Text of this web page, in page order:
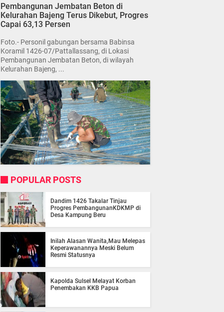
Pembangunan Jembatan Beton di
Kelurahan Bajeng Terus Dikebut, Progres
Capai 63,13 Persen
Foto.- Personil gabungan bersama Babinsa
Koramil 1426-07/Pattallassang, di Lokasi
Pembangunan Jembatan Beton, di wilayah
Kelurahan Bajeng, ...
POPULAR POSTS
Dandim 1426 Takalar Tinjau
Progres PembangunanKDKMP di
Desa Kampung Beru
Inilah Alasan Wanita,Mau Melepas
Keperawanannya Meski Belum
Resmi Statusnya
Kapolda Sulsel Melayat Korban
Penembakan KKB Papua